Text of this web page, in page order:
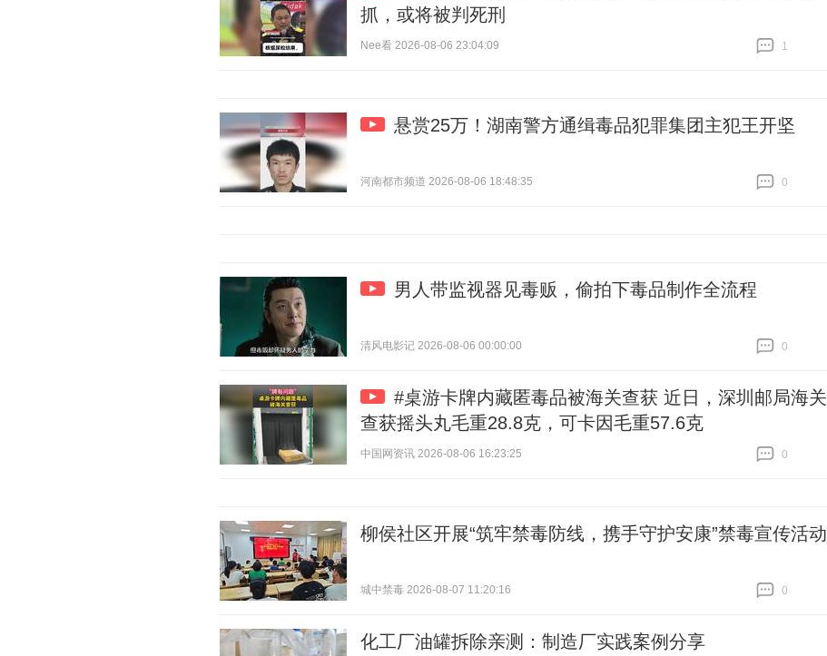
抓，或将被判死刑
Nee看 2026-08-06 23:04:09
1
悬赏25万！湖南警方通缉毒品犯罪集团主犯王开坚
河南都市频道 2026-08-06 18:48:35
0
男人带监视器见毒贩，偷拍下毒品制作全流程
清风电影记 2026-08-06 00:00:00
0
#桌游卡牌内藏匿毒品被海关查获 近日，深圳邮局海关
查获摇头丸毛重28.8克，可卡因毛重57.6克
中国网资讯 2026-08-06 16:23:25
0
柳侯社区开展“筑牢禁毒防线，携手守护安康”禁毒宣传活动
城中禁毒 2026-08-07 11:20:16
0
化工厂油罐拆除亲测：制造厂实践案例分享